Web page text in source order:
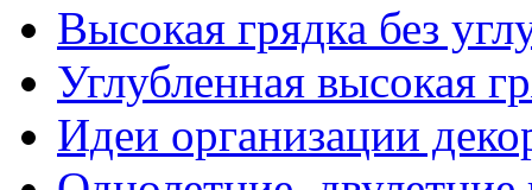
Высокая грядка без
Углубленная высокая
Идеи организации